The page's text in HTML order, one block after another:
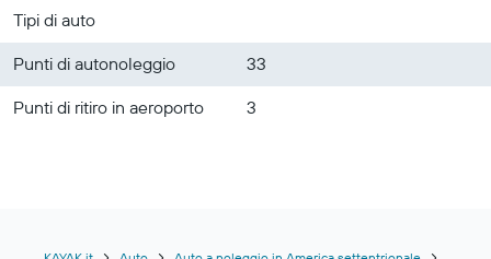
Tipi di auto
Punti di autonoleggio
33
Punti di ritiro in aeroporto
3